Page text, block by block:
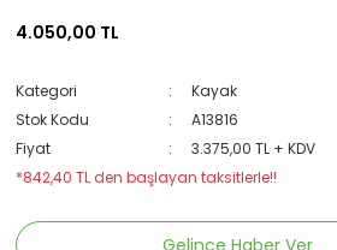
4.050,00 TL
Kategori
Kayak
Stok Kodu
A13816
Fiyat
3.375,00 TL + KDV
*842,40 TL den başlayan taksitlerle!!
Gelince Haber Ver